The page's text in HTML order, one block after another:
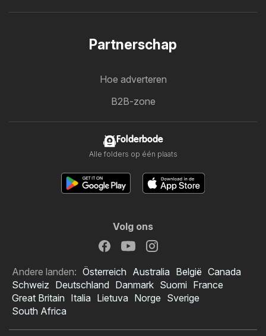
Partnerschap
Hoe adverteren
B2B-zone
Folderbode
Alle folders op één plaats
Volg ons
Andere landen: Österreich Australia België Canada
Schweiz Deutschland Danmark Suomi France
Great Britain Italia Lietuva Norge Sverige
South Africa